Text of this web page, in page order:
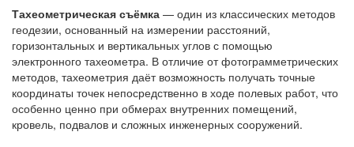
Тахеометрическая съёмка — один из классических методов
геодезии, основанный на измерении расстояний,
горизонтальных и вертикальных углов с помощью
электронного тахеометра. В отличие от фотограмметрических
методов, тахеометрия даёт возможность получать точные
координаты точек непосредственно в ходе полевых работ, что
особенно ценно при обмерах внутренних помещений,
кровель, подвалов и сложных инженерных сооружений.